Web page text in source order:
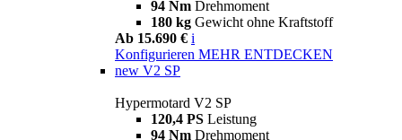
94 Nm Drehmoment
180 kg Gewicht ohne Kraftstoff
Ab 15.690 € i
Konfigurieren MEHR ENTDECKEN
new V2 SP
Hypermotard V2 SP
120,4 PS Leistung
94 Nm Drehmoment